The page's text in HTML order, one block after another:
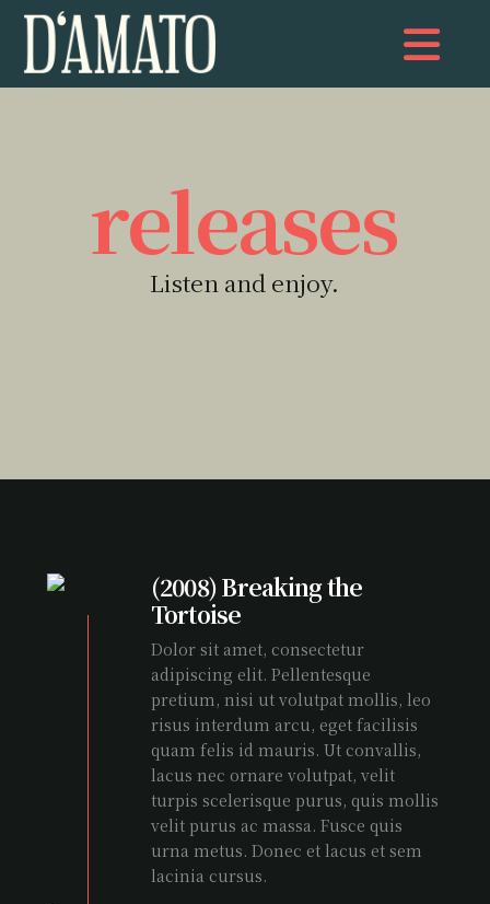
releases
Listen and enjoy.
(2008) Breaking the
Tortoise
Dolor sit amet, consectetur
adipiscing elit. Pellentesque
pretium, nisi ut volutpat mollis, leo
risus interdum arcu, eget facilisis
quam felis id mauris. Ut convallis,
lacus nec ornare volutpat, velit
turpis scelerisque purus, quis mollis
velit purus ac massa. Fusce quis
urna metus. Donec et lacus et sem
lacinia cursus.